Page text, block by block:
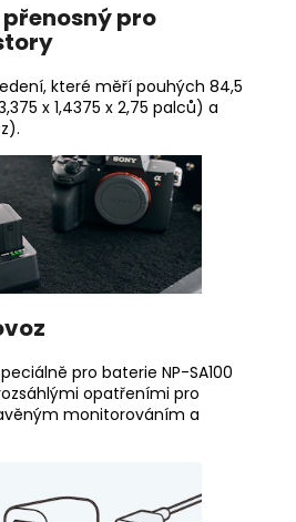
pro
které měří pouhých 84,5
x 1,4375 x 2,75 palců) a
pro baterie NP-SA100
opatřeními pro
monitorováním a